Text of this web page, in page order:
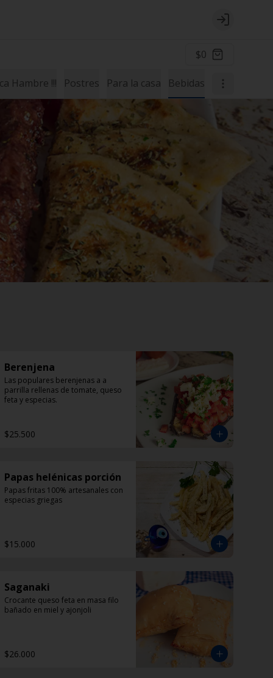
Login
$0
Hambre !!! Postres Para la casa Bebidas
Berenjena
Las populares berenjenas a a
parrilla rellenas de tomate, queso
feta y especias.
$25.500
Papas helénicas porción
Papas fritas 100% artesanales con
especias griegas
$15.000
Saganaki
Crocante queso feta en masa filo
bañado en miel y ajonjoli
$26.000